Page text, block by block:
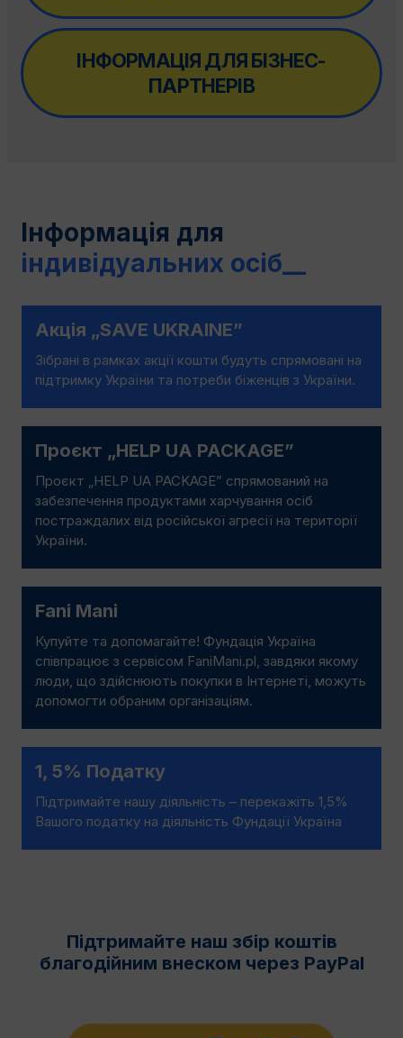
ІНФОРМАЦІЯ ДЛЯ БІЗНЕС-
ПАРТНЕРІВ
Інформація для
індивідуальних осіб
Aкція „SAVE UKRAINE”
Зібрані в рамках акції кошти будуть спрямовані на
підтримку України та потреби біженців з України.
Проєкт „HELP UA PACKAGE”
Проєкт „HELP UA PACKAGЕ” спрямований на
забезпечення продуктами харчування осіб
постраждалих від російської агресії на території
України.
Fani Mani
Купуйте та допомагайте! Фундація Україна
співпрацює з сервісом FaniMani.pl, завдяки якому
люди, що здійснюють покупки в Інтернеті, можуть
допомогти обраним організаціям.
1, 5% Податку
Підтримайте нашу діяльність – перекажіть 1,5%
Вашого податку на діяльність Фундації Україна
Підтримайте наш збір коштів
благодійним внеском через PayPal